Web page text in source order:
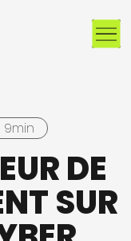
9min
DE
SUR